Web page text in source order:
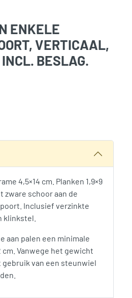
ENKELE
VERTICAAL,
INCL. BESLAG.
4,5×14 cm. Planken 1,9×9
zware schoor aan de
Inclusief verzinkte
klinkstel.
aan palen een minimale
cm. Vanwege het gewicht
van een steunwiel